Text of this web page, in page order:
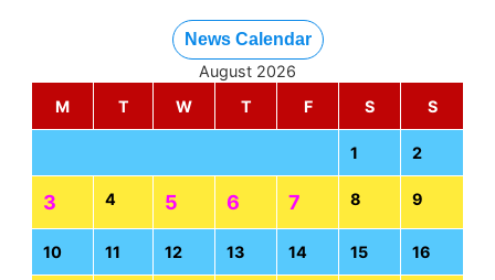
News Calendar
August 2026
M
T W T F S S
1 2
3 4 5 6 7 8 9
10 11 12 13 14 15 16